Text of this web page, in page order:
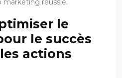
marketing réussie.
le
le succès
actions